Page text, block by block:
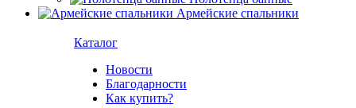
Армейские спальники
Каталог
Новости
Благодарности
Как купить?